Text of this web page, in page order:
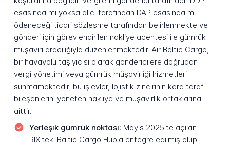
esasında mı yoksa alıcı tarafından DAP esasında mı
ödeneceği ticari sözleşme tarafından belirlenmekte ve
gönderi için görevlendirilen nakliye acentesi ile gümrük
müşaviri aracılığıyla düzenlenmektedir. Air Baltic Cargo,
bir havayolu taşıyıcısı olarak göndericilere doğrudan
vergi yönetimi veya gümrük müşavirliği hizmetleri
sunmamaktadır; bu işlevler, lojistik zincirinin kara tarafı
bileşenlerini yöneten nakliye ve müşavirlik ortaklarına
aittir.
Yerleşik gümrük noktası: Mayıs 2025'te açılan
RIX'teki Baltic Cargo Hub'a entegre edilmiş olup